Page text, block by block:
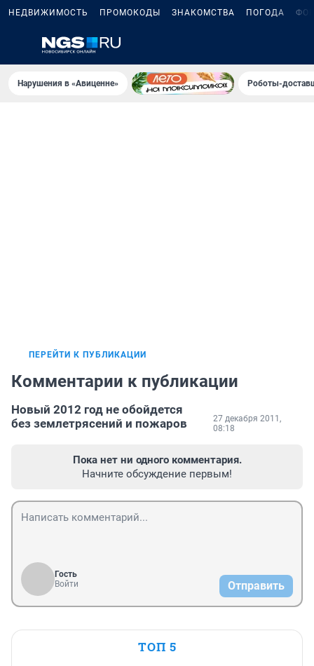
НЕДВИЖИМОСТЬ ПРОМОКОДЫ ЗНАКОМСТВА ПОГОДА
Нарушения в «Авиценне» Роботы-
ПЕРЕЙТИ К ПУБЛИКАЦИИ
Комментарии к публикации
Новый 2012 год не обойдется
без землетрясений и пожаров
27 декабря 2011,
08:18
Пока нет ни одного комментария.
Начните обсуждение первым!
Гость
Войти
Отправить
ТОП 5